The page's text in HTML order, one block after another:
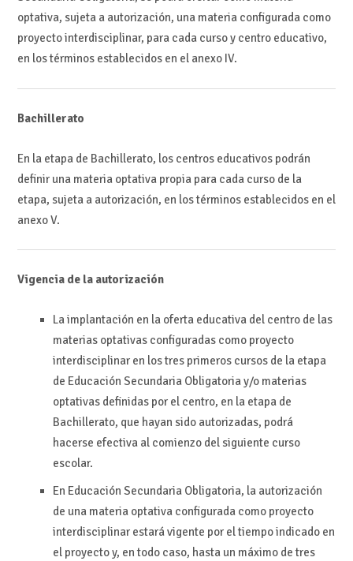
optativa, sujeta a autorización, una materia configurada como
proyecto interdisciplinar, para cada curso y centro educativo,
en los términos establecidos en el anexo IV.
Bachillerato
En la etapa de Bachillerato, los centros educativos podrán
definir una materia optativa propia para cada curso de la
etapa, sujeta a autorización, en los términos establecidos en el
anexo V.
Vigencia de la autorización
La implantación en la oferta educativa del centro de las
materias optativas configuradas como proyecto
interdisciplinar en los tres primeros cursos de la etapa
de Educación Secundaria Obligatoria y/o materias
optativas definidas por el centro, en la etapa de
Bachillerato, que hayan sido autorizadas, podrá
hacerse efectiva al comienzo del siguiente curso
escolar.
En Educación Secundaria Obligatoria, la autorización
de una materia optativa configurada como proyecto
interdisciplinar estará vigente por el tiempo indicado en
el proyecto y, en todo caso, hasta un máximo de tres